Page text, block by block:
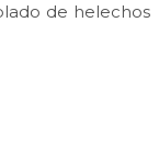
de helechos